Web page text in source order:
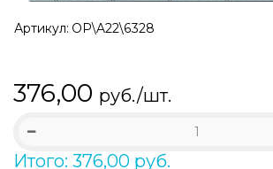
Артикул: OP\A22\6328
376,00 руб./шт.
Итого: 376,00 руб.